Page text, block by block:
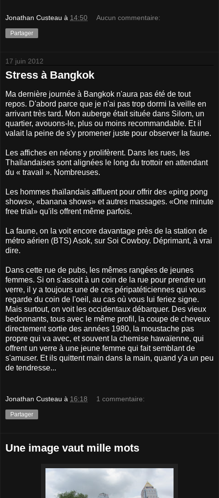
Jonathan Custeau à 14:50 Aucun commentaire:
Partager
17 juin 2012
Stress à Bangkok
Ma dernière journée à Bangkok n'aura pas été de tout
repos. D'abord parce que je n'ai pas trop dormi la veille en
arrivant très tard. Mon auberge était située dans Silom, un
quartier, avouons-le, plus ou moins recommandable. Et il
valait la peine de s'y promener juste pour observer la faune.
Les affiches en néons y prolifèrent. Dans les rues, les
Thaïlandaises sont alignées le long du trottoir en attendant
du « travail ». Nombreuses.
Les hommes thaïlandais affluent pour offrir des «ping pong
shows», «banana shows» et autres massages. «One minute
free trial» qu'ils offrent même parfois.
La faune, on la voit encore davantage près de la station de
métro aérien (BTS) Asok, sur Soi Cowboy. Déprimant, à vrai
dire.
Dans cette rue de pubs, les mêmes rangées de jeunes
femmes. Si on s'assoit à un coin de la rue pour prendre un
verre, il y a toujours une de ces péripatéticiennes qui vous
regarde du coin de l'oeil, au cas où vous lui feriez signe.
Mais surtout, on voit les occidentaux débarquer. Des vieux
bedonnants, tous avec le même profil, la coupe de cheveux
directement sortie des années 1980, la moustache pas
propre qui va avec, et souvent la chemise hawaïenne, qui
offrent un verre à une jeune femme qui fait semblant de
s'amuser. Et ils quittent main dans la main, quand y'a un peu
de tendresse...
Jonathan Custeau à 16:18 1 commentaire:
Partager
Une image vaut mille mots